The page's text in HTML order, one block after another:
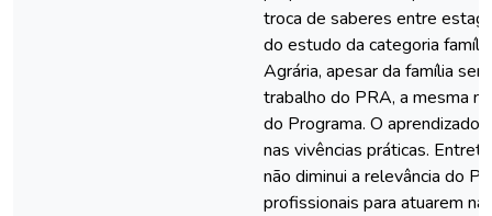
troca de saberes entre
do estudo da categoria
Agrária, apesar da família
trabalho do PRA, a mesma
do Programa. O aprendizado
nas vivências práticas.
não diminui a relevância do
profissionais para atuarem